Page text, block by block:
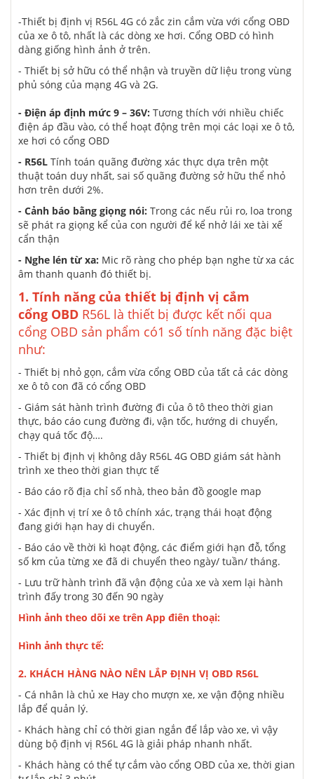
-Thiết bị định vị R56L 4G có zắc zin cắm vừa với cổng OBD
của xe ô tô, nhất là các dòng xe hơi. Cổng OBD có hình
dàng giống hình ảnh ở trên.
- Thiết bị sở hữu có thể nhận và truyền dữ liệu trong vùng
phủ sóng của mạng 4G và 2G.
- Điện áp định mức 9 – 36V: Tương thích với nhiều chiếc
điện áp đầu vào, có thể hoạt động trên mọi các loại xe ô tô,
xe hơi có cổng OBD
- R56L Tính toán quãng đường xác thực dựa trên một
thuật toán duy nhất, sai số quãng đường sở hữu thể nhỏ
hơn trên dưới 2%.
- Cảnh báo bằng giọng nói: Trong các nếu rủi ro, loa trong
sẽ phát ra giọng kể của con người để kể nhở lái xe tài xế
cẩn thận
- Nghe lén từ xa: Mic rõ ràng cho phép bạn nghe từ xa các
âm thanh quanh đó thiết bị.
1. Tính năng của thiết bị định vị cắm
cổng OBD R56L là thiết bị được kết nối qua
cổng OBD sản phẩm có1 số tính năng đặc biệt
như:
- Thiết bị nhỏ gọn, cắm vừa cổng OBD của tất cả các dòng
xe ô tô con đã có cổng OBD
- Giám sát hành trình đường đi của ô tô theo thời gian
thực, báo cáo cung đường đi, vận tốc, hướng di chuyển,
chạy quá tốc độ….
- Thiết bị định vị không dây R56L 4G OBD giám sát hành
trình xe theo thời gian thực tế
- Báo cáo rõ địa chỉ số nhà, theo bản đồ google map
- Xác định vị trí xe ô tô chính xác, trạng thái hoạt động
đang giới hạn hay di chuyển.
- Báo cáo về thời kì hoạt động, các điểm giới hạn đỗ, tổng
số km của từng xe đã di chuyển theo ngày/ tuần/ tháng.
- Lưu trữ hành trình đã vận động của xe và xem lại hành
trình đấy trong 30 đến 90 ngày
Hình ảnh theo dõi xe trên App điên thoại:
Hình ảnh thực tế:
2. KHÁCH HÀNG NÀO NÊN LẮP ĐỊNH VỊ OBD R56L
- Cá nhân là chủ xe Hay cho mượn xe, xe vận động nhiều
lắp để quản lý.
- Khách hàng chỉ có thời gian ngắn để lắp vào xe, vì vậy
dùng bộ định vị R56L 4G là giải pháp nhanh nhất.
- Khách hàng có thể tự cắm vào cổng OBD của xe, thời gian